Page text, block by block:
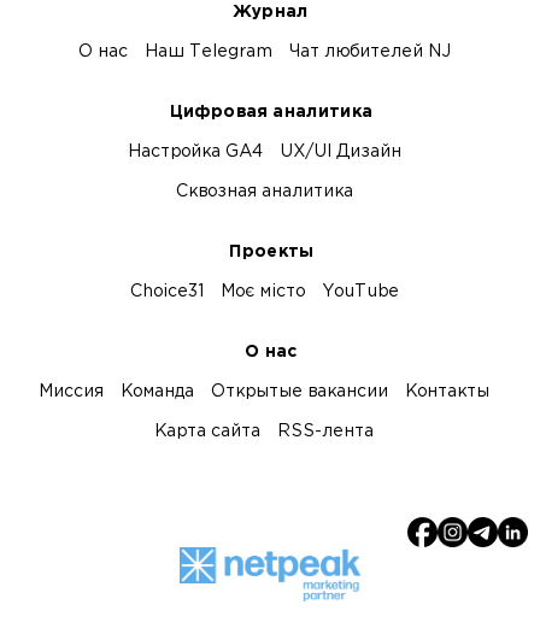
Журнал
О нас Наш Telegram Чат любителей NJ
Цифровая аналитика
Настройка GA4 UX/UI Дизайн
Сквозная аналитика
Проекты
Choice31 Моє місто YouTube
О нас
Миссия Команда Открытые вакансии Контакты
Карта сайта RSS-лента